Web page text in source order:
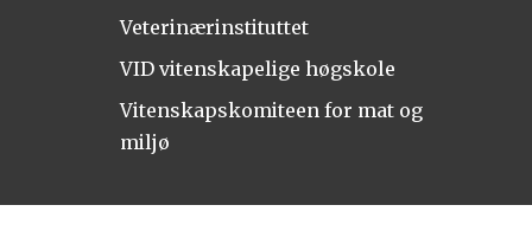
Veterinærinstituttet
VID vitenskapelige høgskole
Vitenskapskomiteen for mat og
miljø